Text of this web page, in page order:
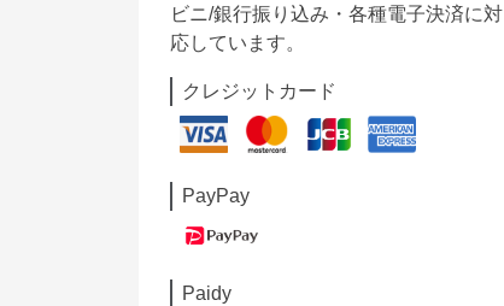
ビニ/銀行振り込み・各種電子決済に対
応しています。
クレジットカード
PayPay
Paidy